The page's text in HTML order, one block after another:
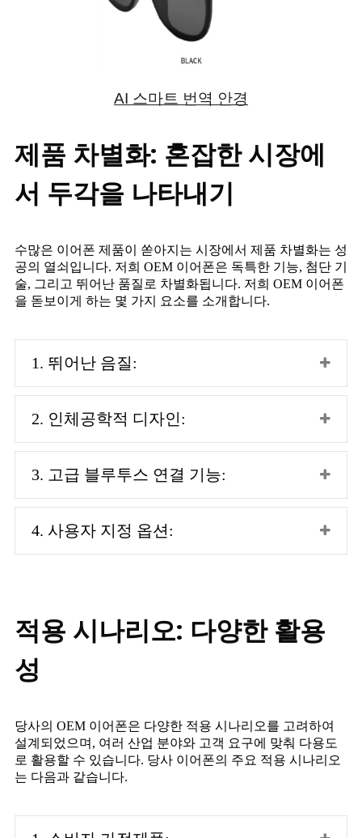
AI 스마트 번역 안경
제품 차별화: 혼잡한 시장에
서 두각을 나타내기
수많은 이어폰 제품이 쏟아지는 시장에서 제품 차별화는 성
공의 열쇠입니다. 저희 OEM 이어폰은 독특한 기능, 첨단 기
술, 그리고 뛰어난 품질로 차별화됩니다. 저희 OEM 이어폰
을 돋보이게 하는 몇 가지 요소를 소개합니다.
1. 뛰어난 음질:
2. 인체공학적 디자인:
3. 고급 블루투스 연결 기능:
4. 사용자 지정 옵션:
적용 시나리오: 다양한 활용
성
당사의 OEM 이어폰은 다양한 적용 시나리오를 고려하여
설계되었으며, 여러 산업 분야와 고객 요구에 맞춰 다용도
로 활용할 수 있습니다. 당사 이어폰의 주요 적용 시나리오
는 다음과 같습니다.